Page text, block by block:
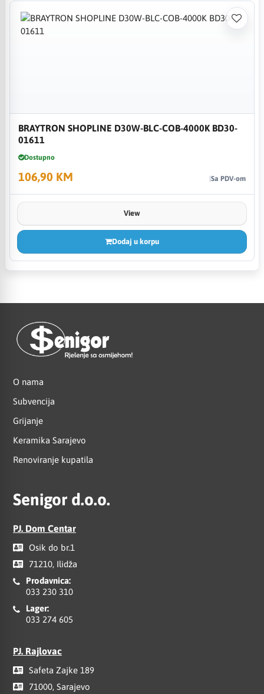
BRAYTRON SHOPLINE D30W-BLC-COB-4000K BD30-
01611
Dostupno
106,90 KM Sa PDV-om
View
Dodaj u korpu
O nama
Subvencija
Grijanje
Keramika Sarajevo
Renoviranje kupatila
Senigor d.o.o.
PJ. Dom Centar
Osik do br.1
71210, Ilidža
Prodavnica:
033 230 310
Lager:
033 274 605
PJ. Rajlovac
Safeta Zajke 189
71000, Sarajevo